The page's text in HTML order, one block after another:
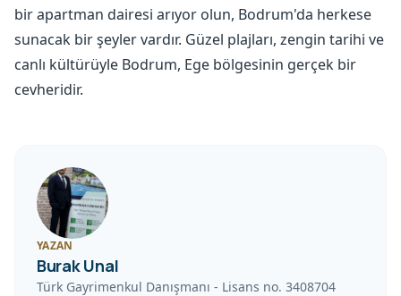
bir apartman dairesi arıyor olun, Bodrum'da herkese
sunacak bir şeyler vardır. Güzel plajları, zengin tarihi ve
canlı kültürüyle Bodrum, Ege bölgesinin gerçek bir
cevheridir.
YAZAN
Burak Unal
Türk Gayrimenkul Danışmanı - Lisans no. 3408704